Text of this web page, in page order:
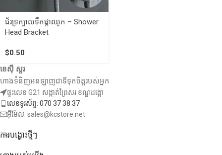
ជ័រទ្រក្បាលទឹកផ្កាឈូក – Shower
Head Bracket
$0.50
ខេស៊ី ស្តរ
ហាងទំនិញអនឡាញជាទីទុកចិត្តរបស់អ្នក
ផ្ទះលេខ G21 សង្កាត់ព្រៃសរ ខណ្ឌដង្កោ
លេខទូរស័ព្ទ: 070 37 38 37
អ៊ីម៉ែល: sales@kcstore.net
ការបង្ហោះថ្មីៗ